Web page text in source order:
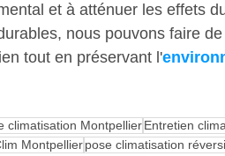
et à atténuer les effets
nous pouvons faire
tout en préservant l'
climatisation MontpellierEntretien
Montpellierpose climatisation